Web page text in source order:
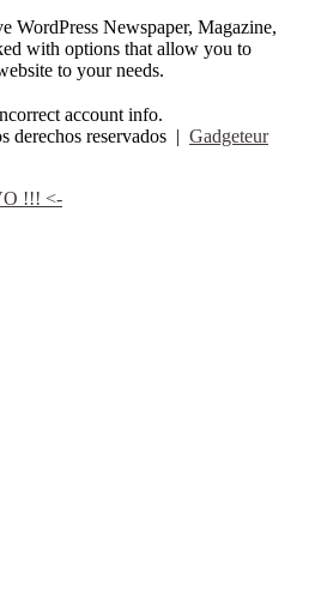
WordPress Newspaper, Magazine,
with options that allow you to
to your needs.
account info.
derechos reservados | Gadgeteur
!!! <-